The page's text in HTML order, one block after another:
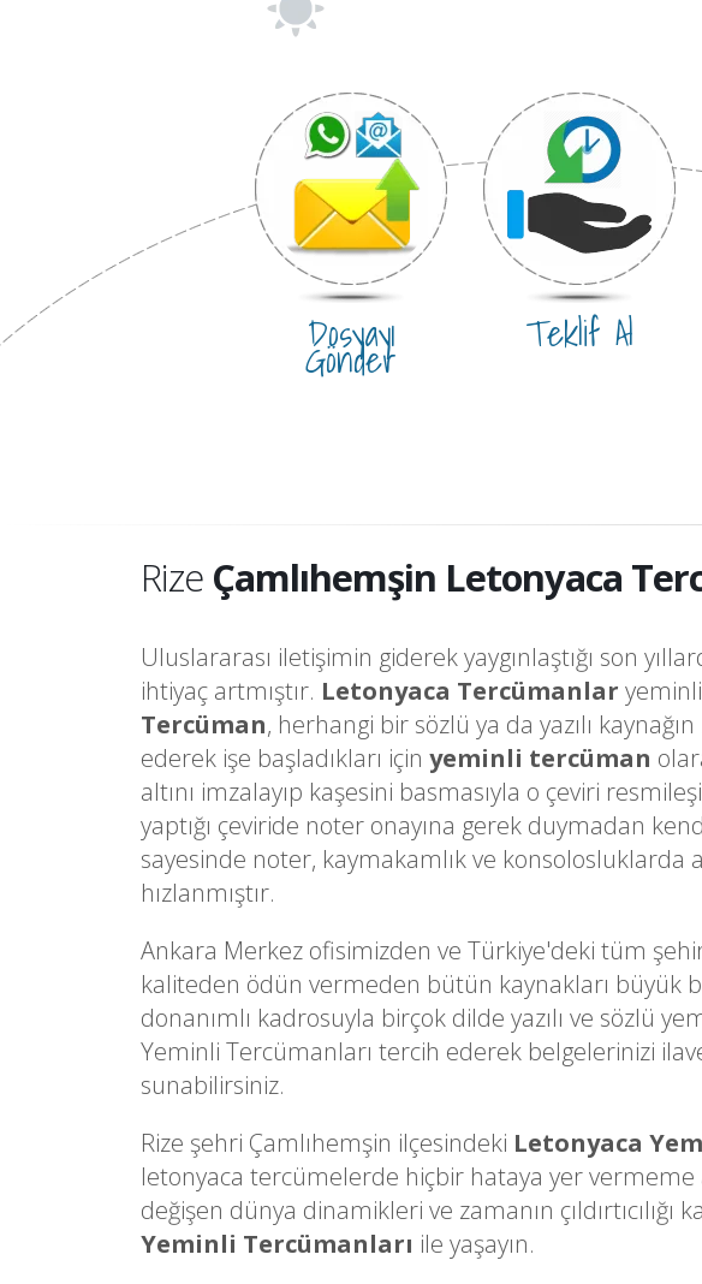
Dosyayı
Gönder Teklif Al
Rize Çamlıhemşin Letonyaca
Uluslararası iletişimin giderek yaygınlaştığı son
ihtiyaç artmıştır. Letonyaca Tercümanlar
Tercüman, herhangi bir sözlü ya da yazılı
ederek işe başladıkları için yeminli tercüman
altını imzalayıp kaşesini basmasıyla o çeviri
yaptığı çeviride noter onayına gerek duymadan
sayesinde noter, kaymakamlık ve konsolosluklarda
hızlanmıştır.
Ankara Merkez ofisimizden ve Türkiye'deki tüm
kaliteden ödün vermeden bütün kaynakları büyük
donanımlı kadrosuyla birçok dilde yazılı ve sözlü
Yeminli Tercümanları tercih ederek belgelerinizi
sunabilirsiniz.
Rize şehri Çamlıhemşin ilçesindeki Letonyaca
letonyaca tercümelerde hiçbir hataya yer
değişen dünya dinamikleri ve zamanın
Yeminli Tercümanları ile yaşayın.